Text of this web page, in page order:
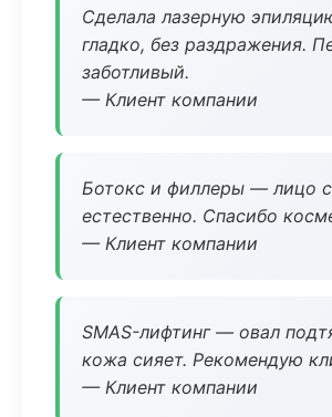
Сделала лазерную
гладко, без раздражения.
заботливый.
— Клиент компании
Ботокс и филлеры — лицо
естественно. Спасибо
— Клиент компании
SMAS-лифтинг — овал
кожа сияет. Рекомендую
— Клиент компании